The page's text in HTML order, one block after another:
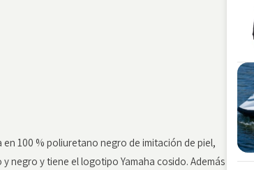
en 100 % poliuretano negro de imitación de piel,
negro y tiene el logotipo Yamaha cosido. Además